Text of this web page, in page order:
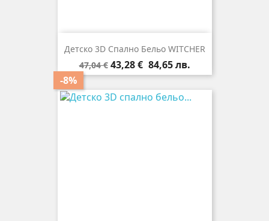
Детско 3D Спално Бельо WITCHER
Редовна
цена
47,04 €
-8%
Цена
43,28 € 84,65 лв.